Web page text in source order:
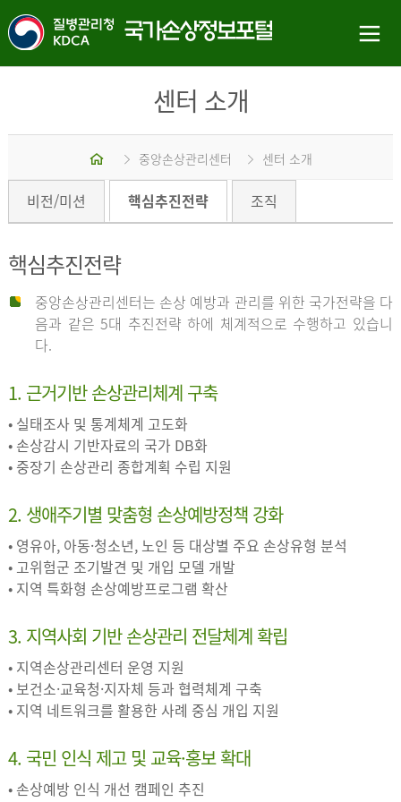
센터 소개
중앙손상관리센터 센터 소개
비전/미션 핵심추진전략 조직
핵심추진전략
중앙손상관리센터는 손상 예방과 관리를 위한 국가전략을 다
음과 같은 5대 추진전략 하에 체계적으로 수행하고 있습니
다.
1. 근거기반 손상관리체계 구축
• 실태조사 및 통계체계 고도화
• 손상감시 기반자료의 국가 DB화
• 중장기 손상관리 종합계획 수립 지원
2. 생애주기별 맞춤형 손상예방정책 강화
• 영유아, 아동·청소년, 노인 등 대상별 주요 손상유형 분석
• 고위험군 조기발견 및 개입 모델 개발
• 지역 특화형 손상예방프로그램 확산
3. 지역사회 기반 손상관리 전달체계 확립
• 지역손상관리센터 운영 지원
• 보건소·교육청·지자체 등과 협력체계 구축
• 지역 네트워크를 활용한 사례 중심 개입 지원
4. 국민 인식 제고 및 교육·홍보 확대
• 손상예방 인식 개선 캠페인 추진